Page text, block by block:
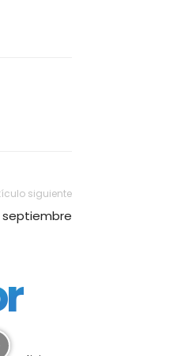
siguiente
septiembre